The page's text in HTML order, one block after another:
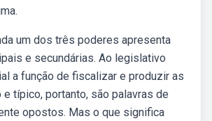
um dos três poderes apresenta
e secundárias. Ao legislativo
a função de fiscalizar e produzir as
e típico, portanto, são palavras de
opostos. Mas o que significa